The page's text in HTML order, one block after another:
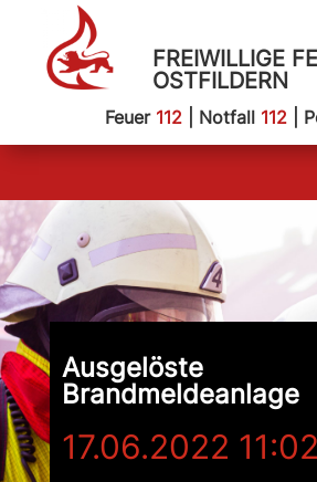
FREIWILLIGE
OSTFILDERN
Feuer 112| Notfall 112|
Ausgelöste
Brandmeldeanlage
17.06.2022 11:02